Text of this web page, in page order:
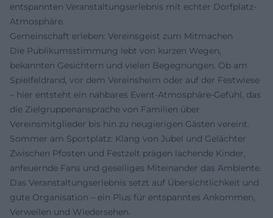
entspannten Veranstaltungserlebnis mit echter Dorfplatz-
Atmosphäre.
Gemeinschaft erleben: Vereinsgeist zum Mitmachen
Die Publikumsstimmung lebt von kurzen Wegen,
bekannten Gesichtern und vielen Begegnungen. Ob am
Spielfeldrand, vor dem Vereinsheim oder auf der Festwiese
– hier entsteht ein nahbares Event-Atmosphäre-Gefühl, das
die Zielgruppenansprache von Familien über
Vereinsmitglieder bis hin zu neugierigen Gästen vereint.
Sommer am Sportplatz: Klang von Jubel und Gelächter
Zwischen Pfosten und Festzelt prägen lachende Kinder,
anfeuernde Fans und geselliges Miteinander das Ambiente.
Das Veranstaltungserlebnis setzt auf Übersichtlichkeit und
gute Organisation – ein Plus für entspanntes Ankommen,
Verweilen und Wiedersehen.